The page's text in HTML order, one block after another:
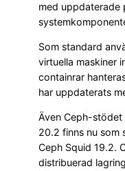
med uppdaterade
Som standard
virtuella maskiner
containrar
har uppdaterats
Även Ceph-stödet
20.2 finns nu som
Ceph Squid 19.2.
distribuerad